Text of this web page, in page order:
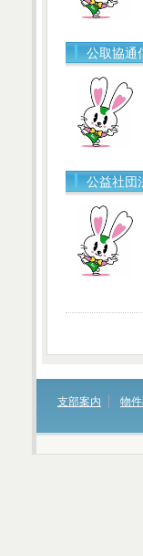
公取協通
公益社団
支部案内 物